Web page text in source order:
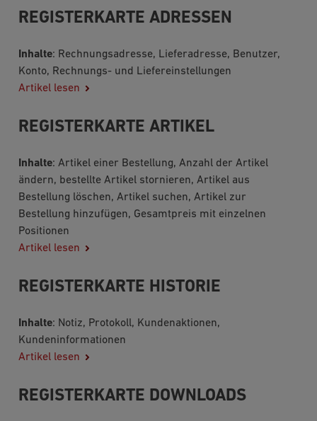
REGISTERKARTE ADRESSEN
Inhalte: Rechnungsadresse, Lieferadresse, Benutzer,
Konto, Rechnungs- und Liefereinstellungen
Artikel lesen
REGISTERKARTE ARTIKEL
Inhalte: Artikel einer Bestellung, Anzahl der Artikel
ändern, bestellte Artikel stornieren, Artikel aus
Bestellung löschen, Artikel suchen, Artikel zur
Bestellung hinzufügen, Gesamtpreis mit einzelnen
Positionen
Artikel lesen
REGISTERKARTE HISTORIE
Inhalte: Notiz, Protokoll, Kundenaktionen,
Kundeninformationen
Artikel lesen
REGISTERKARTE DOWNLOADS